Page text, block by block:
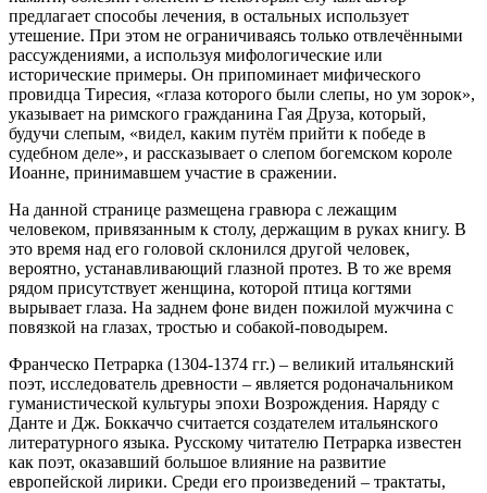
предлагает способы лечения, в остальных использует
утешение. При этом не ограничиваясь только отвлечёнными
рассуждениями, а используя мифологические или
исторические примеры. Он припоминает мифического
провидца Тиресия, «глаза которого были слепы, но ум зорок»,
указывает на римского гражданина Гая Друза, который,
будучи слепым, «видел, каким путём прийти к победе в
судебном деле», и рассказывает о слепом богемском короле
Иоанне, принимавшем участие в сражении.
На данной странице размещена гравюра с лежащим
человеком, привязанным к столу, держащим в руках книгу. В
это время над его головой склонился другой человек,
вероятно, устанавливающий глазной протез. В то же время
рядом присутствует женщина, которой птица когтями
вырывает глаза. На заднем фоне виден пожилой мужчина с
повязкой на глазах, тростью и собакой-поводырем.
Франческо Петрарка (1304-1374 гг.) – великий итальянский
поэт, исследователь древности – является родоначальником
гуманистической культуры эпохи Возрождения. Наряду с
Данте и Дж. Боккаччо считается создателем итальянского
литературного языка. Русскому читателю Петрарка известен
как поэт, оказавший большое влияние на развитие
европейской лирики. Среди его произведений – трактаты,